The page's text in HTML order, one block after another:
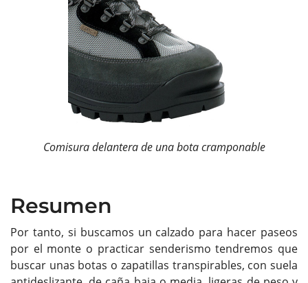
Comisura delantera de una bota cramponable
Resumen
Por tanto, si buscamos un calzado para hacer paseos
por el monte o practicar senderismo tendremos que
buscar unas botas o zapatillas transpirables, con suela